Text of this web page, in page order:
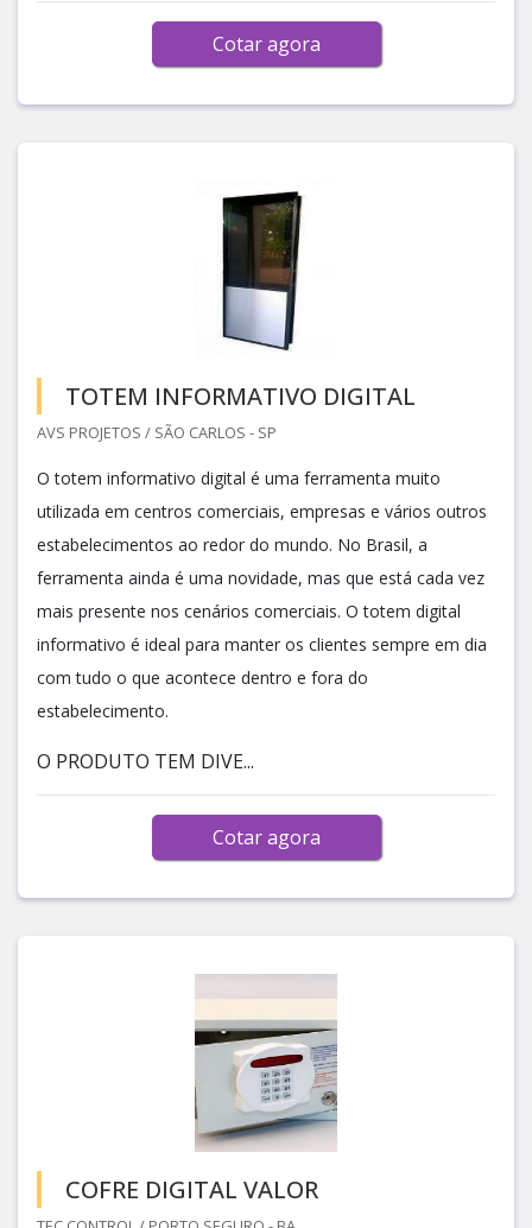
Cotar agora
TOTEM INFORMATIVO DIGITAL
AVS PROJETOS / SÃO CARLOS - SP
O totem informativo digital é uma ferramenta muito
utilizada em centros comerciais, empresas e vários outros
estabelecimentos ao redor do mundo. No Brasil, a
ferramenta ainda é uma novidade, mas que está cada vez
mais presente nos cenários comerciais. O totem digital
informativo é ideal para manter os clientes sempre em dia
com tudo o que acontece dentro e fora do
estabelecimento.
O PRODUTO TEM DIVE...
Cotar agora
COFRE DIGITAL VALOR